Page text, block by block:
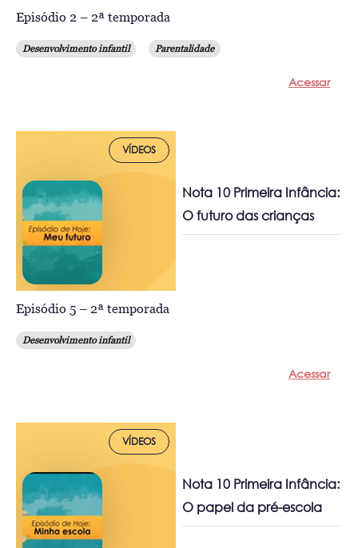
Episódio 2 – 2ª temporada
Desenvolvimento infantil Parentalidade
Acessar
VÍDEOS
Nota 10 Primeira Infância:
O futuro das crianças
Episódio 5 – 2ª temporada
Desenvolvimento infantil
Acessar
VÍDEOS
Nota 10 Primeira Infância:
O papel da pré-escola